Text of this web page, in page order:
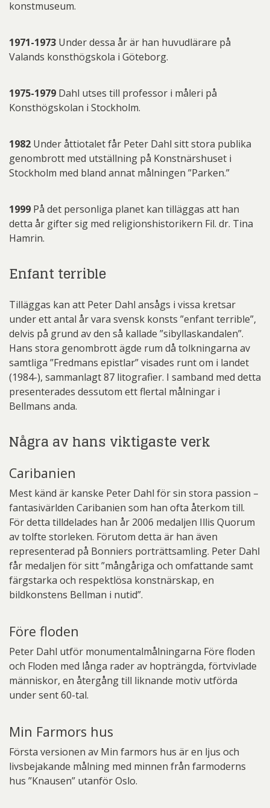
konstmuseum.
1971-1973 Under dessa år är han huvudlärare på
Valands konsthögskola i Göteborg.
1975-1979 Dahl utses till professor i måleri på
Konsthögskolan i Stockholm.
1982 Under åttiotalet får Peter Dahl sitt stora publika
genombrott med utställning på Konstnärshuset i
Stockholm med bland annat målningen ”Parken.”
1999 På det personliga planet kan tilläggas att han
detta år gifter sig med religionshistorikern Fil. dr. Tina
Hamrin.
Enfant terrible
Tilläggas kan att Peter Dahl ansågs i vissa kretsar
under ett antal år vara svensk konsts ”enfant terrible”,
delvis på grund av den så kallade ”sibyllaskandalen”.
Hans stora genombrott ägde rum då tolkningarna av
samtliga ”Fredmans epistlar” visades runt om i landet
(1984-), sammanlagt 87 litografier. I samband med detta
presenterades dessutom ett flertal målningar i
Bellmans anda.
Några av hans viktigaste verk
Caribanien
Mest känd är kanske Peter Dahl för sin stora passion –
fantasivärlden Caribanien som han ofta återkom till.
För detta tilldelades han år 2006 medaljen Illis Quorum
av tolfte storleken. Förutom detta är han även
representerad på Bonniers porträttsamling. Peter Dahl
får medaljen för sitt ”mångåriga och omfattande samt
färgstarka och respektlösa konstnärskap, en
bildkonstens Bellman i nutid”.
Före floden
Peter Dahl utför monumentalmålningarna Före floden
och Floden med långa rader av hopträngda, förtvivlade
människor, en återgång till liknande motiv utförda
under sent 60-tal.
Min Farmors hus
Första versionen av Min farmors hus är en ljus och
livsbejakande målning med minnen från farmoderns
hus ”Knausen” utanför Oslo.